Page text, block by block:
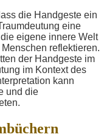
die Handgeste ein
eine
eigene innere Welt
reflektieren.
der Handgeste im
im Kontext des
kann
und die